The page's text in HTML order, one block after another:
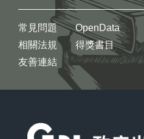
常見問題
相關法規
友善連結
OpenData
得獎書目